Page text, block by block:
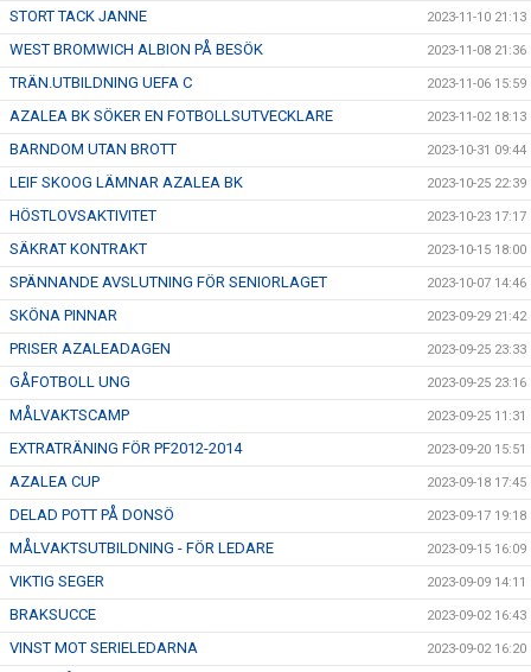
STORT TACK JANNE 2023-11-10 21:13
WEST BROMWICH ALBION PÅ BESÖK 2023-11-08 21:36
TRÄN.UTBILDNING UEFA C 2023-11-06 15:59
AZALEA BK SÖKER EN FOTBOLLSUTVECKLARE 2023-11-02 18:13
BARNDOM UTAN BROTT 2023-10-31 09:44
LEIF SKOOG LÄMNAR AZALEA BK 2023-10-25 22:39
HÖSTLOVSAKTIVITET 2023-10-23 17:17
SÄKRAT KONTRAKT 2023-10-15 18:00
SPÄNNANDE AVSLUTNING FÖR SENIORLAGET 2023-10-07 14:46
SKÖNA PINNAR 2023-09-29 21:42
PRISER AZALEADAGEN 2023-09-25 23:33
GÅFOTBOLL UNG 2023-09-25 23:16
MÅLVAKTSCAMP 2023-09-25 11:31
EXTRATRÄNING FÖR PF2012-2014 2023-09-20 15:51
AZALEA CUP 2023-09-18 17:45
DELAD POTT PÅ DONSÖ 2023-09-17 19:18
MÅLVAKTSUTBILDNING - FÖR LEDARE 2023-09-15 16:09
VIKTIG SEGER 2023-09-09 14:11
BRAKSUCCE 2023-09-02 16:43
VINST MOT SERIELEDARNA 2023-09-02 16:20